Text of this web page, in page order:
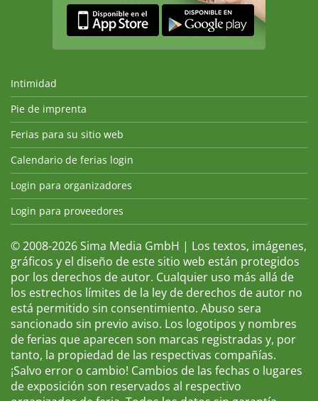
Intimidad
Pie de imprenta
Ferias para su sitio web
Calendario de ferias login
Login para organizadores
Login para proveedores
© 2008-2026 Sima Media GmbH | Los textos, imágenes,
gráficos y el diseño de este sitio web están protegidos
por los derechos de autor. Cualquier uso más allá de
los estrechos límites de la ley de derechos de autor no
está permitido sin consentimiento. Abuso sera
sancionado sin previo aviso. Los logotipos y nombres
de ferias que aparecen son marcas registradas y, por
tanto, la propiedad de las respectivas compañías.
¡Salvo error o cambio! Cambios de las fechas o lugares
de exposición son reservados al respectivo